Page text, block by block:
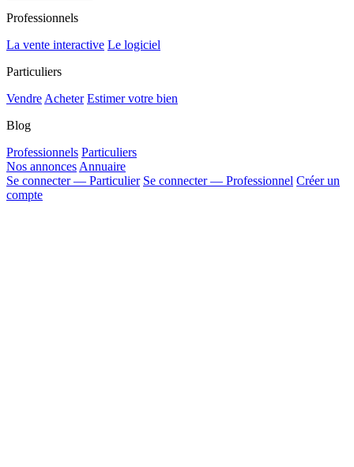
Professionnels
La vente interactive Le logiciel
Particuliers
Vendre Acheter Estimer votre bien
Blog
Professionnels Particuliers
Nos annonces Annuaire
Se connecter — Particulier Se connecter — Professionnel Créer un
compte